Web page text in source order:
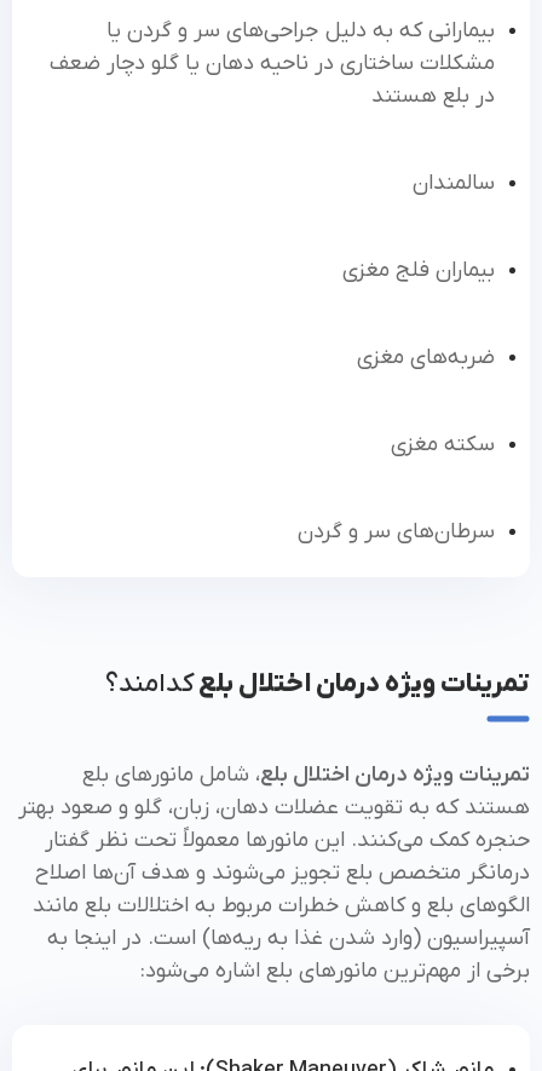
بیمارانی که به دلیل جراحی‌های سر و گردن یا
مشکلات ساختاری در ناحیه دهان یا گلو دچار ضعف
در بلع هستند
سالمندان
بیماران فلج مغزی
ضربه‌های مغزی
سکته مغزی
سرطان‌های سر و گردن
تمرینات ویژه درمان اختلال بلعکدامند؟
تمرینات ویژه درمان اختلال بلع، شامل مانورهای بلع
هستند که به تقویت عضلات دهان، زبان، گلو و صعود بهتر
حنجره کمک می‌کنند. این مانورها معمولاً تحت نظر گفتار
درمانگر متخصص بلع تجویز می‌شوند و هدف آن‌ها اصلاح
الگوهای بلع و کاهش خطرات مربوط به اختلالات بلع مانند
آسپیراسیون (وارد شدن غذا به ریه‌ها) است. در اینجا به
برخی از مهم‌ترین مانورهای بلع اشاره می‌شود: